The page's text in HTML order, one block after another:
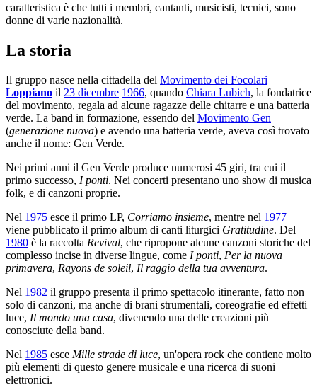
caratteristica è che tutti i membri, cantanti, musicisti, tecnici, sono
donne di varie nazionalità.
La storia
Il gruppo nasce nella cittadella del Movimento dei Focolari
Loppiano il 23 dicembre 1966, quando Chiara Lubich, la fondatrice
del movimento, regala ad alcune ragazze delle chitarre e una batteria
verde. La band in formazione, essendo del Movimento Gen
(generazione nuova) e avendo una batteria verde, aveva così trovato
anche il nome: Gen Verde.
Nei primi anni il Gen Verde produce numerosi 45 giri, tra cui il
primo successo, I ponti. Nei concerti presentano uno show di musica
folk, e di canzoni proprie.
Nel 1975 esce il primo LP, Corriamo insieme, mentre nel 1977
viene pubblicato il primo album di canti liturgici Gratitudine. Del
1980 è la raccolta Revival, che ripropone alcune canzoni storiche del
complesso incise in diverse lingue, come I ponti, Per la nuova
primavera, Rayons de soleil, Il raggio della tua avventura.
Nel 1982 il gruppo presenta il primo spettacolo itinerante, fatto non
solo di canzoni, ma anche di brani strumentali, coreografie ed effetti
luce, Il mondo una casa, divenendo una delle creazioni più
conosciute della band.
Nel 1985 esce Mille strade di luce, un'opera rock che contiene molto
più elementi di questo genere musicale e una ricerca di suoni
elettronici.